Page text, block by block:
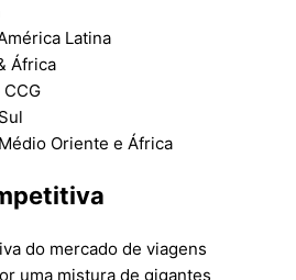
Latina
África
Oriente e África
do mercado de viagens
uma mistura de gigantes